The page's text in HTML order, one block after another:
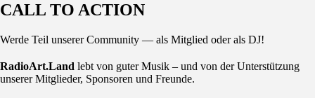
CALL TO ACTION
Werde Teil unserer Community — als Mitglied oder als DJ!
RadioArt.Land lebt von guter Musik – und von der Unterstützung
unserer Mitglieder, Sponsoren und Freunde.